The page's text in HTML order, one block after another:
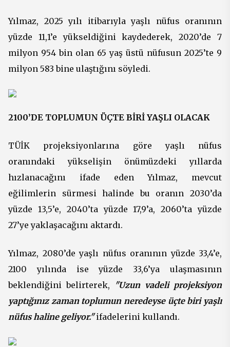
Yılmaz, 2025 yılı itibarıyla yaşlı nüfus oranının
yüzde 11,1’e yükseldiğini kaydederek, 2020’de 7
milyon 954 bin olan 65 yaş üstü nüfusun 2025’te 9
milyon 583 bine ulaştığını söyledi.
2100’DE TOPLUMUN ÜÇTE BİRİ YAŞLI OLACAK
TÜİK projeksiyonlarına göre yaşlı nüfus
oranındaki yükselişin önümüzdeki yıllarda
hızlanacağını ifade eden Yılmaz, mevcut
eğilimlerin sürmesi halinde bu oranın 2030’da
yüzde 13,5’e, 2040’ta yüzde 17,9’a, 2060’ta yüzde
27’ye yaklaşacağını aktardı.
Yılmaz, 2080’de yaşlı nüfus oranının yüzde 33,4’e,
2100 yılında ise yüzde 33,6’ya ulaşmasının
beklendiğini belirterek, "Uzun vadeli projeksiyon
yaptığınız zaman toplumun neredeyse üçte biri yaşlı
nüfus haline geliyor."ifadelerini kullandı.